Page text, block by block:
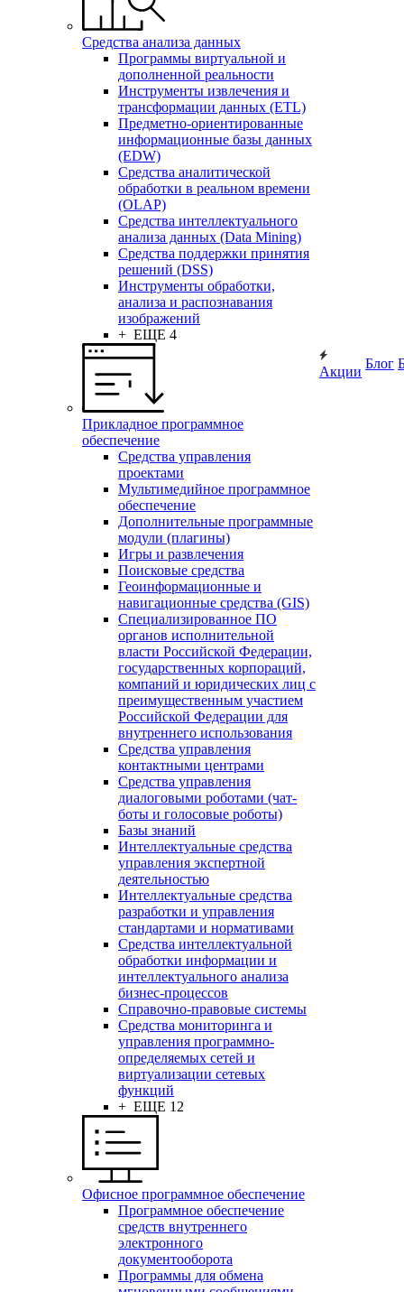
Средства анализа данных
Программы виртуальной и
дополненной реальности
Инструменты извлечения и
трансформации данных (ETL)
Предметно-ориентированные
информационные базы данных
(EDW)
Средства аналитической
обработки в реальном времени
(OLAP)
Средства интеллектуального
анализа данных (Data Mining)
Средства поддержки принятия
решений (DSS)
Инструменты обработки,
анализа и распознавания
изображений
+ ЕЩЕ 4
Прикладное программное
обеспечение
Средства управления
проектами
Мультимедийное программное
обеспечение
Дополнительные программные
модули (плагины)
Игры и развлечения
Поисковые средства
Геоинформационные и
навигационные средства (GIS)
Специализированное ПО
органов исполнительной
власти Российской Федерации,
государственных корпораций,
компаний и юридических лиц с
преимущественным участием
Российской Федерации для
внутреннего использования
Средства управления
контактными центрами
Средства управления
диалоговыми роботами (чат-
боты и голосовые роботы)
Базы знаний
Интеллектуальные средства
управления экспертной
деятельностью
Интеллектуальные средства
разработки и управления
стандартами и нормативами
Средства интеллектуальной
обработки информации и
интеллектуального анализа
бизнес-процессов
Справочно-правовые системы
Средства мониторинга и
управления программно-
определяемых сетей и
виртуализации сетевых
функций
+ ЕЩЕ 12
Офисное программное обеспечение
Программное обеспечение
средств внутреннего
электронного
документооборота
Программы для обмена
Акции
Блог